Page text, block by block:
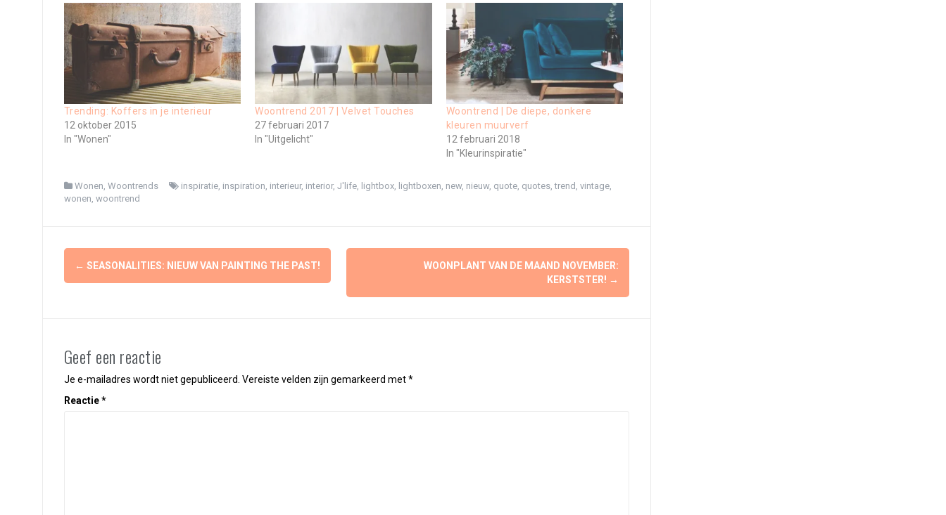
Trending: Koffers in je interieur
12 oktober 2015
In "Wonen"
Woontrend 2017 | Velvet Touches
27 februari 2017
In "Uitgelicht"
Woontrend | De diepe, donkere
kleuren muurverf
12 februari 2018
In "Kleurinspiratie"
Wonen Woontrends inspiratie, inspiration interieur, interior, J'life, lightbox, lightboxen new, nieuw, quote, quotes,trend vintage,
wonen woontrend
Berichtnavigatie
← SEASONALITIES: NIEUW VAN PAINTING THE PAST!
WOONPLANT VAN DE MAAND NOVEMBER:
KERSTSTER! →
Geef een reactie
Je e-mailadres wordt niet gepubliceerd. Vereiste velden zijn gemarkeerd met*
Reactie*